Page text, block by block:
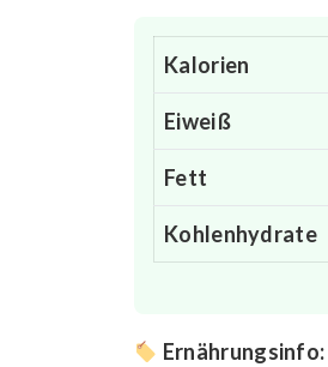
Kalorien
Eiweiß
Fett
Kohlenhydrate
Ernährungsinfo: